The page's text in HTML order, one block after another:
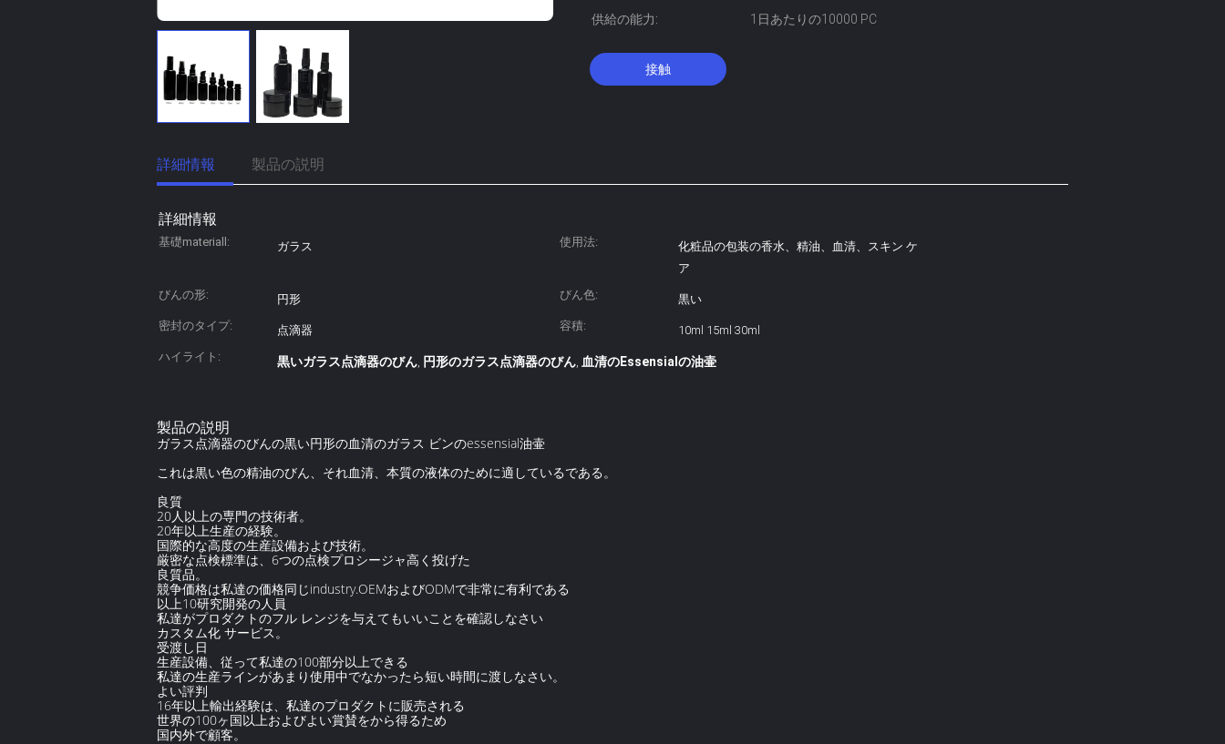
供給の能力:
1日あたりの10000 PC
接触
詳細情報 製品の説明
詳細情報
基礎materiall: ガラス 使用法:
化粧品の包装の香水、精油、血清、スキン ケ
ア
びんの形:
円形 びん色:
黒い
密封のタイプ:
点滴器 容積:
10ml 15ml 30ml
ハイライト:
黒いガラス点滴器のびん, 円形のガラス点滴器のびん, 血清のEssensialの油壷
製品の説明
ガラス点滴器のびんの黒い円形の血清のガラス ビンのessensial油壷
これは黒い色の精油のびん、それ血清、本質の液体のために適しているである。
良質
20人以上の専門の技術者。
20年以上生産の経験。
国際的な高度の生産設備および技術。
厳密な点検標準は、6つの点検プロシージャ高く投げた
良質品。
競争価格は私達の価格同じindustry.OEMおよびODMで非常に有利である
以上10研究開発の人員
私達がプロダクトのフル レンジを与えてもいいことを確認しなさい
カスタム化 サービス。
受渡し日
生産設備、従って私達の100部分以上できる
私達の生産ラインがあまり使用中でなかったら短い時間に渡しなさい。
よい評判
16年以上輸出経験は、私達のプロダクトに販売される
世界の100ヶ国以上およびよい賞賛をから得るため
国内外で顧客。